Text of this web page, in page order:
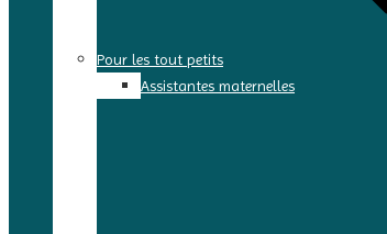
Pour les tout petits
Assistantes maternelles